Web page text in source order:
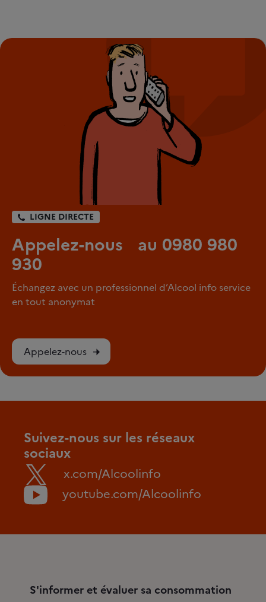
LIGNE DIRECTE
Appelez-nous au 0980 980
930
Échangez avec un professionnel d’Alcool info service
en tout anonymat
Appelez-nous
Suivez-nous sur les réseaux
sociaux
x.com/Alcoolinfo
youtube.com/Alcoolinfo
S'informer et évaluer sa consommation